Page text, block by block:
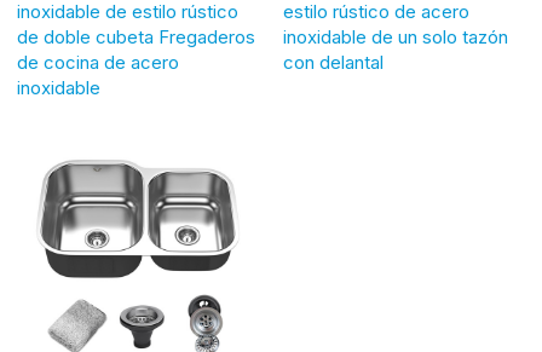
inoxidable de estilo rústico
de doble cubeta Fregaderos
de cocina de acero
inoxidable
estilo rústico de acero
inoxidable de un solo tazón
con delantal